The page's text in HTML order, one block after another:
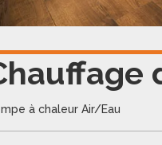
à chaleur Air/Eau